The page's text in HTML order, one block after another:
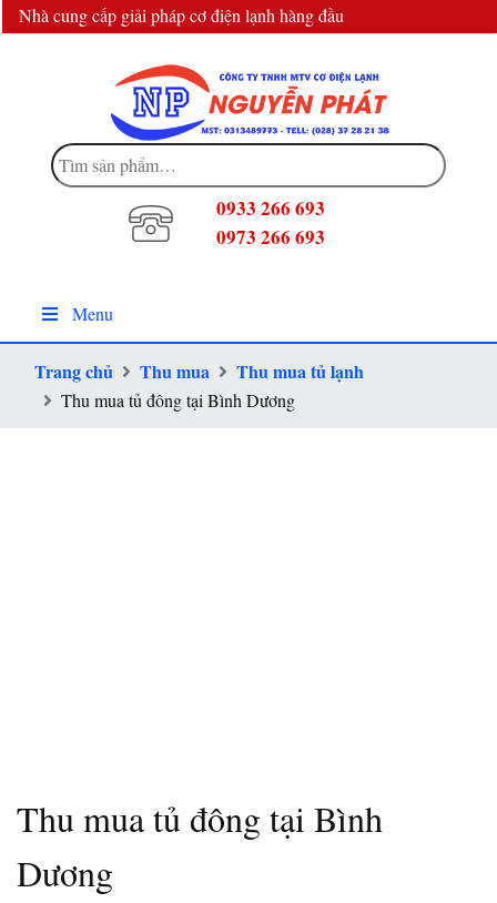
Nhà cung cấp giải pháp cơ điện lạnh hàng đầu
Tìm
kiếm:
0933 266 693
0973 266 693
Menu
Trang chủ Thu mua Thu mua tủ lạnh
Thu mua tủ đông tại Bình Dương
Thu mua tủ đông tại Bình
Dương